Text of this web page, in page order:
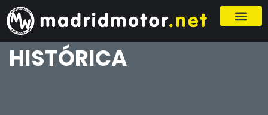
HISTÓRICA